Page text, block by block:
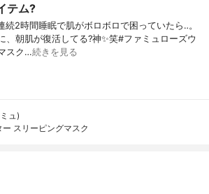
テム?
続2時間睡眠で肌がボロボロで困っていたら‥。
、朝肌が復活してる?神✨笑#ファミュローズウ
スク…続きを見る
ュ)
ー スリーピングマスク